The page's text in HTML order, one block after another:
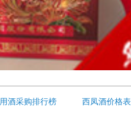
酒采购排行榜 西凤酒价格表